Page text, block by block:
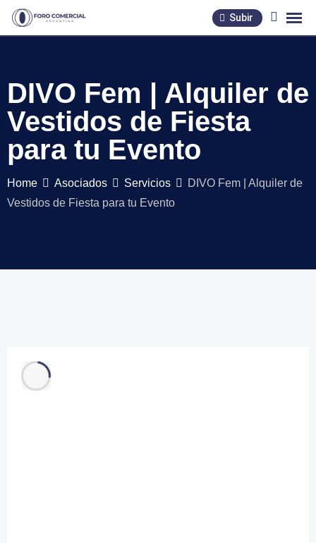
Skip
Subir
DIVO Fem | Alquiler de
Vestidos de Fiesta
para tu Evento
Home Asociados Servicios
DIVO Fem | Alquiler de
Vestidos de Fiesta para tu Evento